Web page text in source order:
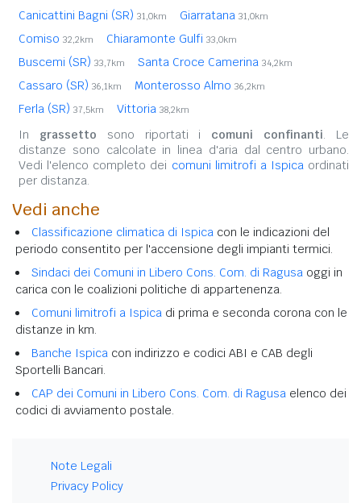
Canicattini Bagni (SR) 31,0km Giarratana 31,0km
Comiso 32,2km Chiaramonte Gulfi 33,0km
Buscemi (SR) 33,7km Santa Croce Camerina 34,2km
Cassaro (SR) 36,1km Monterosso Almo 36,2km
Ferla (SR) 37,5km Vittoria 38,2km
In grassetto sono riportati i comuni confinanti. Le
distanze sono calcolate in linea d'aria dal centro urbano.
Vedi l'elenco completo dei comuni limitrofi a Ispicaordinati
per distanza.
Vedi anche
Classificazione climatica di Ispica con le indicazioni del
periodo consentito per l'accensione degli impianti termici.
Sindaci dei Comuni in Libero Cons. Com. di Ragusa oggi in
carica con le coalizioni politiche di appartenenza.
Comuni limitrofi a Ispica di prima e seconda corona con le
distanze in km.
Banche Ispica con indirizzo e codici ABI e CAB degli
Sportelli Bancari.
CAP dei Comuni in Libero Cons. Com. di Ragusa elenco dei
codici di avviamento postale.
Note Legali
Privacy Policy